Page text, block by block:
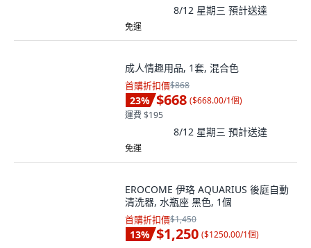
8/12 星期三 預計送達
免運
成人情趣用品, 1套, 混合色
首購折扣價$868
23% $668 ($668.00/1個)
運費 $195
8/12 星期三 預計送達
免運
EROCOME 伊珞 AQUARIUS 後庭自動
清洗器, 水瓶座 黑色, 1個
首購折扣價$1,450
13% $1,250 ($1250.00/1個)